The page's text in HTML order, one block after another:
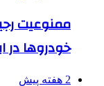
ممنوعیت
خودروها در
2 هفته پیش